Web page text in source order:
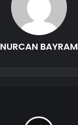
NURCAN BAYRAM